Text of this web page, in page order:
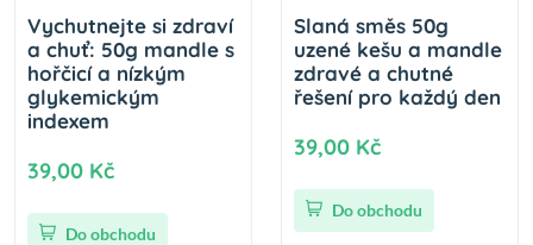
Vychutnejte si zdraví
a chuť: 50g mandle s
hořčicí a nízkým
glykemickým
indexem
39,00 Kč
Do obchodu
Slaná směs 50g
uzené kešu a mandle
zdravé a chutné
řešení pro každý den
39,00 Kč
Do obchodu